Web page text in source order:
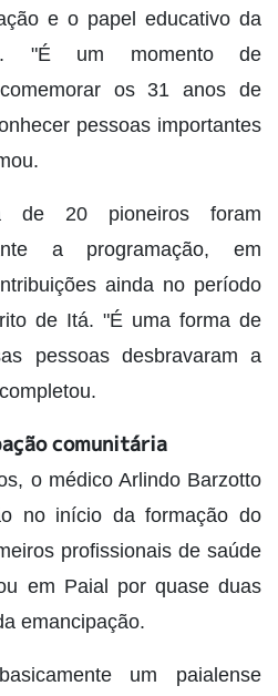
e o papel educativo da
"É um momento de
os 31 anos de
pessoas importantes
de 20 pioneiros foram
a programação, em
ainda no período
de Itá. "É uma forma de
pessoas desbravaram a
comunitária
o médico Arlindo Barzotto
no início da formação do
profissionais de saúde
em Paial por quase duas
emancipação.
um paialense